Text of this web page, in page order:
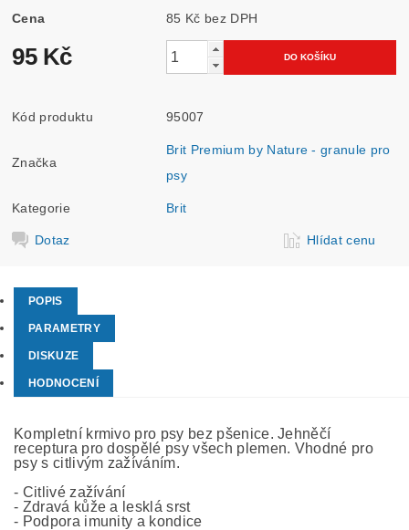
Cena 85 Kč bez DPH
95 Kč
Kód produktu 95007
Značka
Brit Premium by Nature - granule pro
psy
Kategorie Brit
Dotaz Hlídat cenu
POPIS
PARAMETRY
DISKUZE
HODNOCENÍ
Kompletní krmivo pro psy bez pšenice. Jehněčí
receptura pro dospělé psy všech plemen. Vhodné pro
psy s citlivým zažíváním.
- Citlivé zažívání
- Zdravá kůže a lesklá srst
- Podpora imunity a kondice